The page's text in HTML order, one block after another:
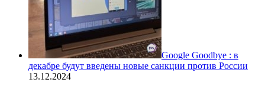
Google Goodbye : в
декабре будут введены новые санкции против России
13.12.2024